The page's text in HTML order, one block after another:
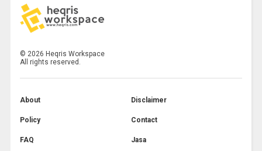
© 2026 Heqris Workspace
All rights reserved.
About Disclaimer
Policy Contact
FAQ Jasa